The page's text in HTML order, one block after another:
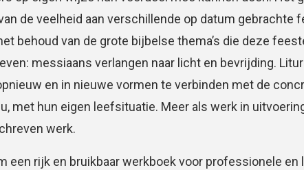
de veelheid aan verschillende op datum gebrachte
behoud van de grote bijbelse thema’s die deze
messiaans verlangen naar licht en bevrijding.
en in nieuwe vormen te verbinden met de
met hun eigen leefsituatie. Meer als werk in
werk.
een rijk en bruikbaar werkboek voor professionele